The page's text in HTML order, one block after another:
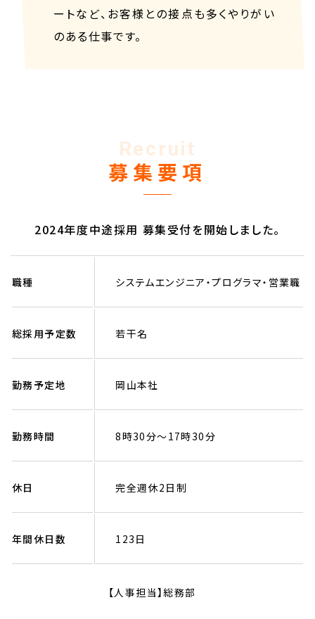
ートなど、お客様との接点も多くやりがい
のある仕事です。
Recruit
募集要項
2024年度中途採用 募集受付を開始しました。
職種 システムエンジニア・プログラマ・ 営業職
総採用予定数 若干名
勤務予定地 岡山本社
勤務時間 8時30分～17時30分
休日 完全週休2日制
年間休日数 123日
【人事担当】総務部